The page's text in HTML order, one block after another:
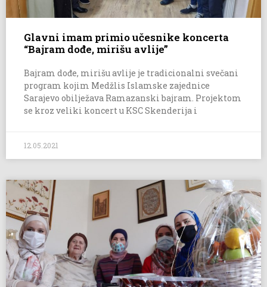
Glavni imam primio učesnike koncerta
“Bajram dođe, mirišu avlije”
Bajram dođe, mirišu avlije je tradicionalni svečani
program kojim Medžlis Islamske zajednice
Sarajevo obilježava Ramazanski bajram. Projektom
se kroz veliki koncert u KSC Skenderija i
12.05.2021